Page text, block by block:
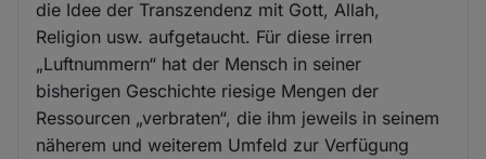
die Idee der Transzendenz mit Gott, Allah,
Religion usw. aufgetaucht. Für diese irren
„Luftnummern“ hat der Mensch in seiner
bisherigen Geschichte riesige Mengen der
Ressourcen „verbraten“, die ihm jeweils in seinem
näherem und weiterem Umfeld zur Verfügung